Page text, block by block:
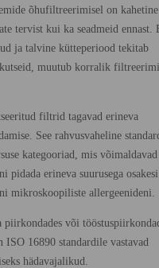
õhufiltreerimisel on kahetine
tervist kui ka seadmeid ennast.
ja talvine kütteperiood tekitab
muutub korralik
filtrid tagavad erineva
See rahvusvaheline
kategooriad, mis võimaldavad
erineva suurusega
mikroskoopiliste allergeenideni.
või
ISO 16890 standardile vastavad
hädavajalikud.